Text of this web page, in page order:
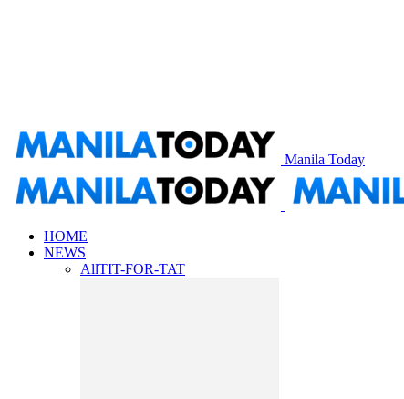
Manila Today
HOME
NEWS
AllTIT-FOR-TAT